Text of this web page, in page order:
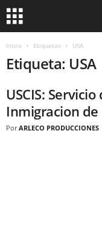
Inicio Etiquetas USA
Etiqueta: USA
USCIS:
Inmigracion de
Por ARLECO PRODUCCIONES